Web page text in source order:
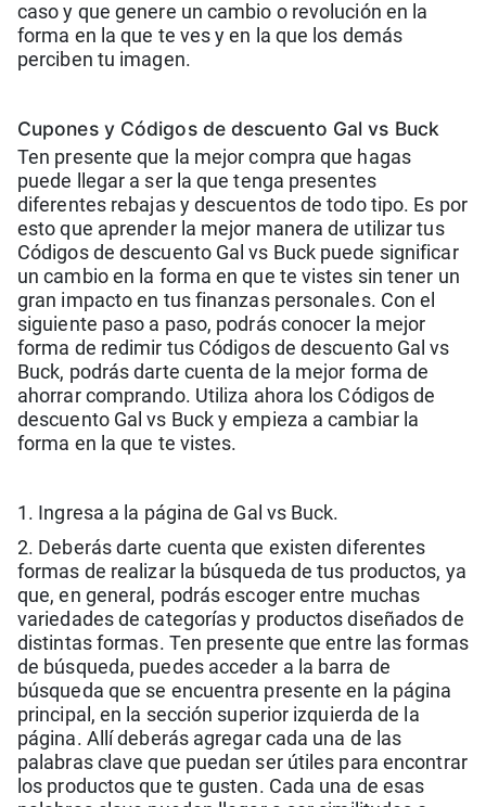
caso y que genere un cambio o revolución en la
forma en la que te ves y en la que los demás
perciben tu imagen.
Cup ones y Códigos de descuento Gal vs Buck
Ten presente que la mejor compra que hagas
puede llegar a ser la que tenga presentes
diferentes rebajas y descuentos de todo tipo. Es por
esto que aprender la mejor manera de utilizar tus
Códigos de descuento Gal vs Buck puede significar
un cambio en la forma en que te vistes sin tener un
gran impacto en tus finanzas personales. Con el
siguiente paso a paso, podrás conocer la mejor
forma de redimir tus Códigos de descuento Gal vs
Buck, podrás darte cuenta de la mejor forma de
ahorrar comprando. Utiliza ahora los Códigos de
descuento Gal vs Buck y empieza a cambiar la
forma en la que te vistes.
1. Ingresa a la página de Gal vs Buck.
2. Deberás darte cuenta que existen diferentes
formas de realizar la búsqueda de tus productos, ya
que, en general, podrás escoger entre muchas
variedades de categorías y productos diseñados de
distintas formas. Ten presente que entre las formas
de búsqueda, puedes acceder a la barra de
búsqueda que se encuentra presente en la página
principal, en la sección superior izquierda de la
página. Allí deberás agregar cada una de las
palabras clave que puedan ser útiles para encontrar
los productos que te gusten. Cada una de esas